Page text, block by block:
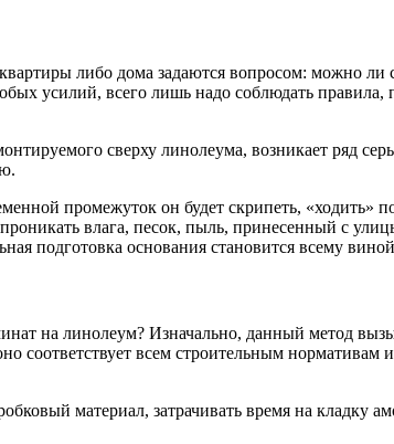
либо дома задаются вопросом: можно ли
усилий, всего лишь надо соблюдать
сверху линолеума, возникает ряд
промежуток он будет скрипеть, «ходить»
влага, песок, пыль, принесенный с
подготовка основания становится всему
на линолеум? Изначально, данный метод
соответствует всем строительным нормативам
материал, затрачивать время на кладку